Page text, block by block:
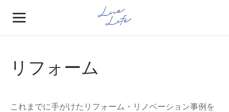
リフォーム
これまでに手がけたリフォーム・リノベーション事例を